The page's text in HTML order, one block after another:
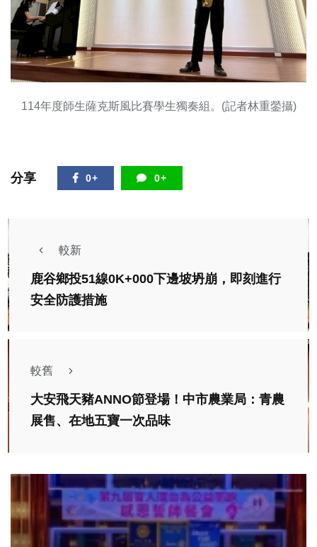
114年度師生薩克斯風比賽學生獨奏組。(記者林重鎣攝)
分享 0+ 0+
較新
鹿谷鄉投51線0K+000下邊坡坍崩，即刻進行
安全防護措施
較舊
大安飛天豬ANNO節登場！中市農業局：青農
展售、在地五寶一次品味